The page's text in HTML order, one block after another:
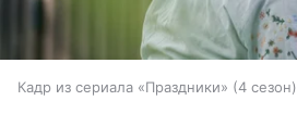
Кадр из сериала «Праздники» (4 сезон)